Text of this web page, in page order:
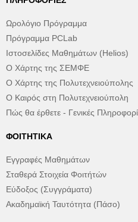
Ωρολόγιο Πρόγραμμα
Πρόγραμμα PCLab
Ιστοσελίδες Μαθημάτων (Helios)
Ο Χάρτης της ΣΕΜΦΕ
Ο Χάρτης της Πολυτεχνειούπολης
Ο Καιρός στη Πολυτεχνειούπολη
Πώς θα έρθετε - Γενικές
ΦΟΙΤΗΤΙΚΆ
Εγγραφές Μαθημάτων
Σταθερά Στοιχεία Φοιτήτών
Εύδοξος (Συγγράματα)
Ακαδημαϊκή Ταυτότητα (Πάσο)